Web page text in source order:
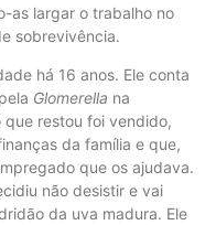
as largar o trabalho no
sobrevivência.
há 16 anos. Ele conta
Glomerella na
restou foi vendido,
da família e que,
que os ajudava.
não desistir e vai
da uva madura. Ele